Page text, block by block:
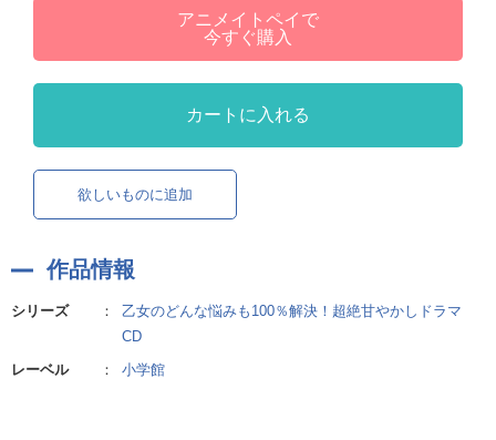
アニメイトペイで
今すぐ購入
カートに入れる
欲しいものに追加
作品情報
シリーズ ：
乙女のどんな悩みも100％解決！超絶甘やかしドラマ
CD
レーベル
： 小学館